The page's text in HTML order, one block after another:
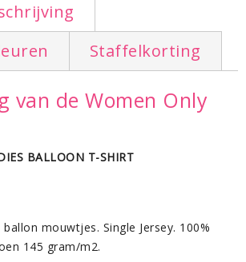
Staffelkorting
van de Women Only
BALLOON T-SHIRT
mouwtjes. Single Jersey. 100%
145 gram/m2.